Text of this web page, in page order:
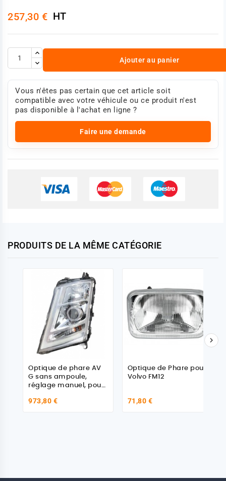
257,30 € HT
Ajouter au panier
Vous n'êtes pas certain que cet article soit
compatible avec votre véhicule ou ce produit n'est
pas disponible à l'achat en ligne ?
Faire une demande
PRODUITS DE LA MÊME CATÉGORIE
Optique de phare AV
G sans ampoule,
réglage manuel, pour
973,80 €
Optique de Phare pour
Volvo FM12
71,80 €
